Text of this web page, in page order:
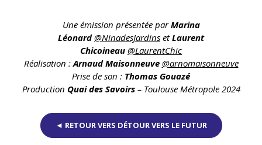
Une émission présentée parMarina
Léonard @NinadesJardins etLaurent
Chicoineau @LaurentChic
Réalisation :Arnaud Maisonneuve @arnomaisonneuve
Prise de son : Thomas Gouazé
Production Quai des Savoirs– Toulouse Métropole 2024
◄ RETOUR VERS DÉTOUR VERS LE FUTUR